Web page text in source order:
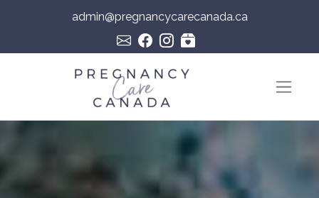
admin@pregnancycarecanada.ca
Navigation principale